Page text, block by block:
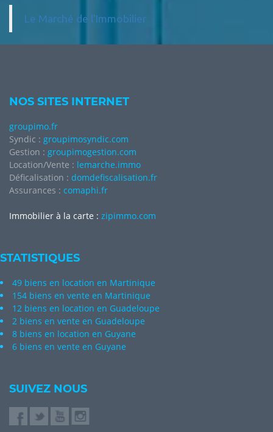
Le Marché de l'Immobilier
NOS SITES INTERNET
groupimo.fr
Syndic : groupimosyndic.com
Gestion : groupimogestion.com
Location/Vente : lemarche.immo
Déficalisation : domdefiscalisation.fr
Assurances : comaphi.fr
Immobilier à la carte : zipimmo.com
STATISTIQUES
49 biens en location en Martinique
154 biens en vente en Martinique
12 biens en location en Guadeloupe
2 biens en vente en Guadeloupe
8 biens en location en Guyane
6 biens en vente en Guyane
SUIVEZ NOUS